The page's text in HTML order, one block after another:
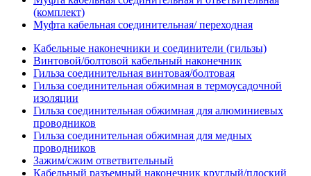
(комплект)
Муфта кабельная соединительная/ переходная
Кабельные наконечники и соединители (гильзы)
Винтовой/болтовой кабельный наконечник
Гильза соединительная винтовая/болтовая
Гильза соединительная обжимная в термоусадочной
изоляции
Гильза соединительная обжимная для алюминиевых
проводников
Гильза соединительная обжимная для медных
проводников
Зажим/сжим ответвительный
Кабельный разъемный наконечник круглый/плоский